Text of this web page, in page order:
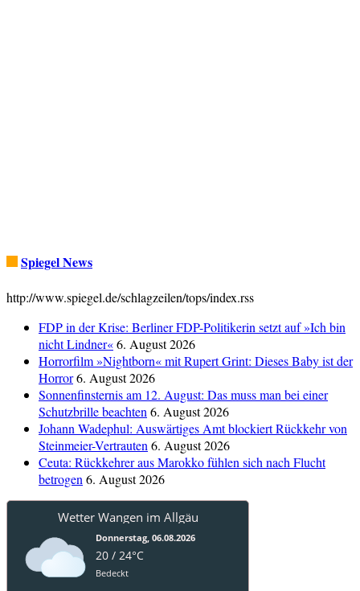
Spiegel News
http://www.spiegel.de/schlagzeilen/tops/index.rss
FDP in der Krise: Berliner FDP-Politikerin setzt auf »Ich bin
nicht Lindner«6. August 2026
Horrorfilm »Nightborn« mit Rupert Grint: Dieses Baby ist der
Horror6. August 2026
Sonnenfinsternis am 12. August: Das muss man bei einer
Schutzbrille beachten 6. August 2026
Johann Wadephul: Auswärtiges Amt blockiert Rückkehr von
Steinmeier-Vertrauten 6. August 2026
Ceuta: Rückkehrer aus Marokko fühlen sich nach Flucht
betrogen 6. August 2026
Wetter Wangen im Allgäu
Donnerstag, 06.08.2026
20 / 24°C
Bedeckt